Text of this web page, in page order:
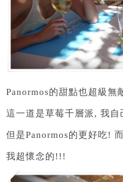
Panormos的甜點也超級無
這一道是草莓千層派, 我自
但是Panormos的更好吃!
我超懷念的!!!